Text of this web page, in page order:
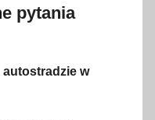
pytania
autostradzie w